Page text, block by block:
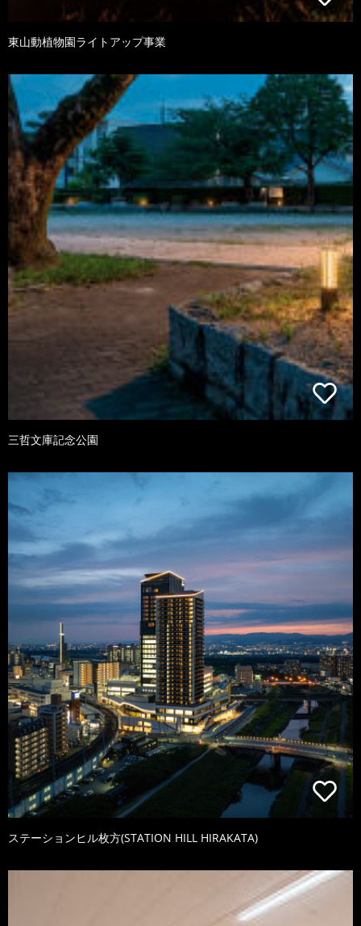
東山動植物園ライトアップ事業
三哲文庫記念公園
ステーションヒル枚方(STATION HILL HIRAKATA)